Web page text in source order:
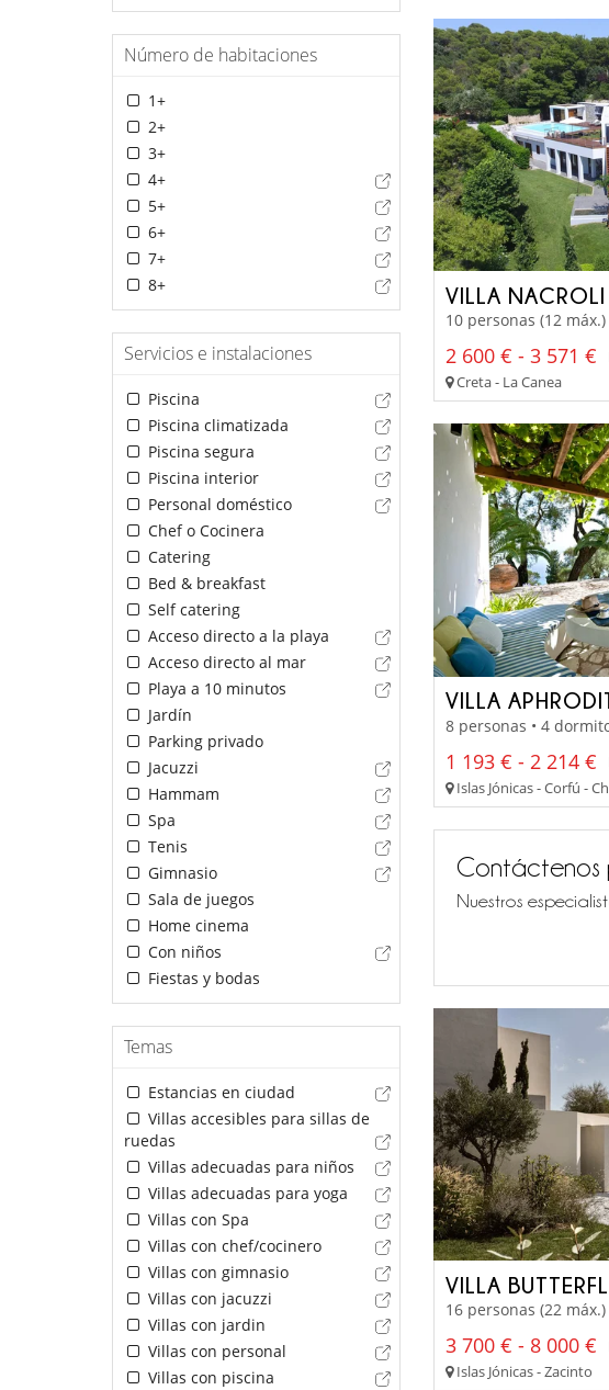
Número de habitaciones
1+
2+
3+
4+
5+
6+
7+
8+
Servicios e instalaciones
Piscina
Piscina climatizada
Piscina segura
Piscina interior
Personal doméstico
Chef o Cocinera
Catering
Bed & breakfast
Self catering
Acceso directo a la playa
Acceso directo al mar
Playa a 10 minutos
Jardín
Parking privado
Jacuzzi
Hammam
Spa
Tenis
Gimnasio
Sala de juegos
Home cinema
Con niños
Fiestas y bodas
Temas
Estancias en ciudad
Villas accesibles para sillas de
ruedas
Villas adecuadas para niños
Villas adecuadas para yoga
Villas con Spa
Villas con chef/cocinero
Villas con gimnasio
Villas con jacuzzi
Villas con jardin
Villas con personal
Villas con piscina
VILLA NACROLI
10 personas (12
2 600 € - 3 571 €
Creta - La Canea
VILLA
8 personas • 4
1 193 € - 2 214 €
Islas Jónicas - Corfú -
Contáctenos
Nuestros
VILLA
16 personas (22
3 700 € - 8 000 €
Islas Jónicas - Zacinto